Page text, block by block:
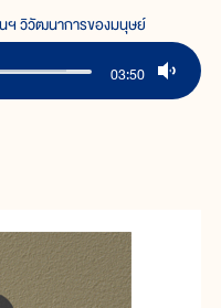
นฯ วิวัฒนาการของมนุษย์
03:50